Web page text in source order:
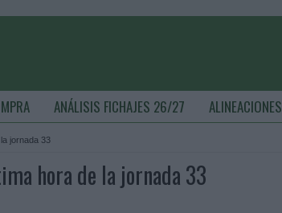
ANÁLISIS FICHAJES 26/27 ALINEACIONES
jornada 33
hora de la jornada 33